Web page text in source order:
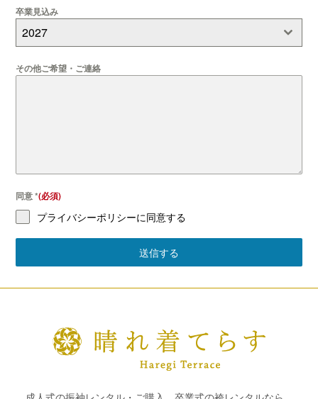
卒業見込み
2027
その他ご希望・ご連絡
同意*
プライバシーポリシーに同意する
送信する